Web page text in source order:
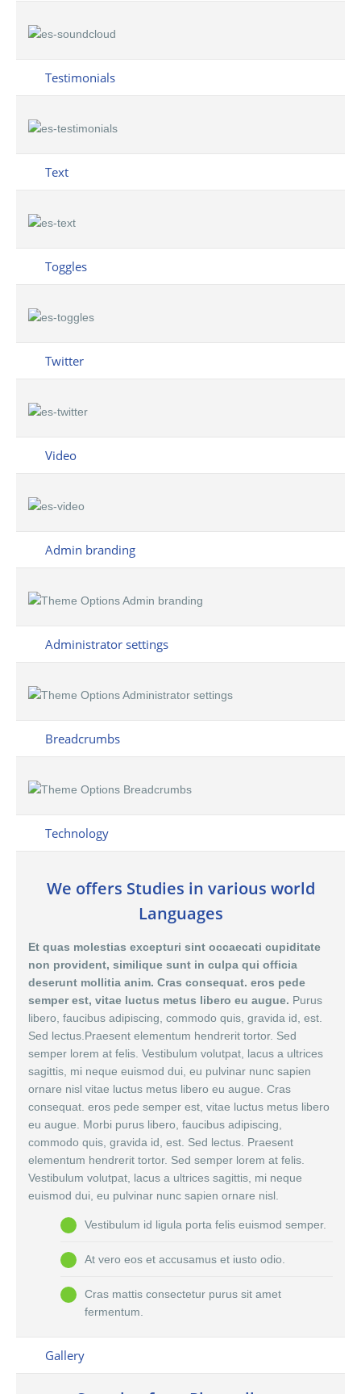
Testimonials
Text
Toggles
Twitter
Video
Admin branding
Administrator settings
Breadcrumbs
Technology
We offers Studies in various world
Languages
Et quas molestias excepturi sint occaecati cupiditate
non provident, similique sunt in culpa qui officia
deserunt mollitia anim. Cras consequat. eros pede
semper est, vitae luctus metus libero eu augue. Purus
libero, faucibus adipiscing, commodo quis, gravida id, est.
Sed lectus.Praesent elementum hendrerit tortor. Sed
semper lorem at felis. Vestibulum volutpat, lacus a ultrices
sagittis, mi neque euismod dui, eu pulvinar nunc sapien
ornare nisl vitae luctus metus libero eu augue. Cras
consequat. eros pede semper est, vitae luctus metus libero
eu augue. Morbi purus libero, faucibus adipiscing,
commodo quis, gravida id, est. Sed lectus. Praesent
elementum hendrerit tortor. Sed semper lorem at felis.
Vestibulum volutpat, lacus a ultrices sagittis, mi neque
euismod dui, eu pulvinar nunc sapien ornare nisl.
Vestibulum id ligula porta felis euismod semper.
At vero eos et accusamus et iusto odio.
Cras mattis consectetur purus sit amet
fermentum.
Gallery